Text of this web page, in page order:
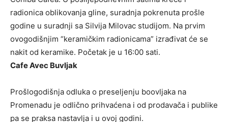
radionica oblikovanja gline, suradnja pokrenuta prošle
godine u suradnji sa Silvija Milovac studijom. Na prvim
ovogodišnjim “keramičkim radionicama” izrađivat će se
nakit od keramike. Početak je u 16:00 sati.
Cafe Avec Buvljak
Prošlogodišnja odluka o preseljenju boovljaka na
Promenadu je odlično prihvaćena i od prodavača i publike
pa se praksa nastavlja i u ovoj godini.